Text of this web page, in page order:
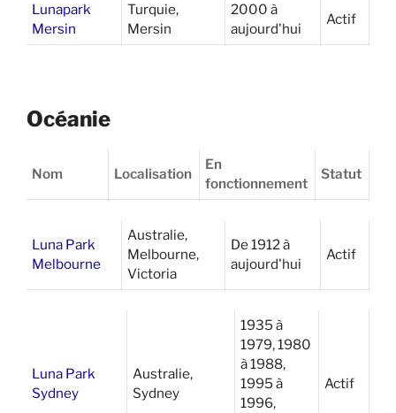
Lunapark
Mersin
Turquie,
Mersin
2000 à
aujourd'hui
Actif
Océanie
Nom Localisation
En
fonctionnement
Statut
Luna Park
Melbourne
Australie,
Melbourne,
Victoria
De 1912 à
aujourd'hui
Actif
Luna Park
Sydney
Australie,
Sydney
1935 à
1979, 1980
à 1988,
1995 à
1996,
Actif